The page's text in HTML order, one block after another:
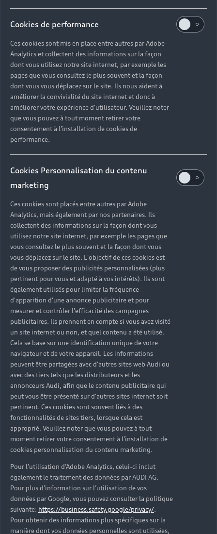
Cookies de performance
Ces cookies sont mis en place entre autres par Adobe
Analytics et collectent des informations sur la façon
dont vous utilisez notre site internet, par exemple les
pages que vous consultez le plus souvent et la façon
dont vous vous déplacez sur le site. Ils nous aident à
améliorer la convivialité du site internet et donc à
améliorer votre expérience d'utilisateur. Veuillez noter
que vous pouvez à tout moment retirer votre
consentement à l'installation de cookies de
performance.
Cookies Personnalisation du contenu
marketing
Ces cookies sont placés entre autres par Adobe
Analytics, mais également par nos partenaires. Ils
collectent des informations sur la façon dont vous
utilisez notre site internet, par exemple les pages que
vous consultez le plus souvent et la façon dont vous
vous déplacez sur le site. L'objectif de ces cookies est
de vous proposer des publicités personnalisées (plus
pertinent pour vous et adapté à vos intérêts). Ils sont
également utilisés pour limiter la fréquence
d'apparition d'une annonce publicitaire et pour
mesurer et contrôler l'efficacité des campagnes
publicitaires. Ils prennent en compte si vous avez visité
un site internet ou non, et quel contenu a été utilisé.
Cela se base sur une identification unique de votre
navigateur et de votre appareil. Les informations
peuvent être partagées avec d'autres sites web Audi ou
avec des tiers tels que les distributeurs et les
annonceurs Audi, afin que le contenu publicitaire qui
peut vous être présenté sur d'autres sites internet soit
pertinent. Ces cookies sont souvent liés à des
fonctionnalités de sites tiers, lorsque cela est
approprié. Veuillez noter que vous pouvez à tout
moment retirer votre consentement à l'installation de
cookies personnalisation du contenu marketing.
Pour l’utilisation d’Adobe Analytics, celui-ci inclut
également le traitement des données par AUDI AG.
Pour plus d’information sur l’utilisation de vos
données par Google, vous pouvez consulter la politique
suivante: https://business.safety.google/privacy/.
Pour obtenir des informations plus spécifiques sur la
manière dont vos données personnelles sont utilisées,